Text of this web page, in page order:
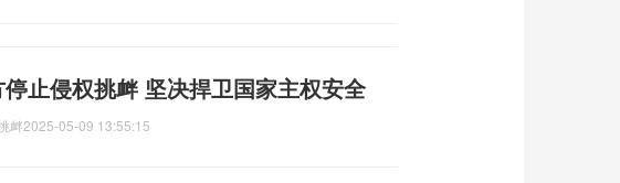
止侵权挑衅 坚决捍卫国家主权安全
衅2025-05-09 13:55:15